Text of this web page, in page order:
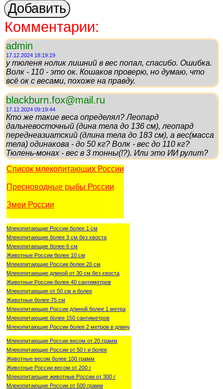
Комментарии:
admin
17.12.2024 18:19:19
у тюленя нолик лишний в вес попал, спасибо. Ошибка.
Волк - 110 - это ок. Кошаков проверю, но думаю, что
всё ок с весами, похоже на правду.
blackburn.fox@mail.ru
17.12.2024 09:19:44
Кто же такие веса определял? Леопард
дальневосточный (дина тела до 136 см), леопард
переднеазиатский (длина тела до 183 см), а вес(масса
тела) одинакова - до 50 кг? Волк - вес до 110 кг?
Тюлень-монах - вес в 3 тонны(!?). Или это ИИ рулит?
Список млекопитающих России
Пресноводные рыбы России
Змеи России
Млекопитающие России более 1 см
Млекопитающие более 3 см без хвоста
Млекопитающие более 6 см
Животные России более 10 см
Млекопитающие России более 20 см
Млекопитающие длиной от 30 см без хвоста
Животные России более 40 сантиметров
Млекопитающие от 50 см и более
Животные более 75 см
Млекопитающие России длиной более 1 метра
Млекопитающие более 150 сантиметров
Млекопитающие России более 2 метров в длину
Млекопитающие России весом от 20 грамм
Млекопитающие России от 50 г и более
Животные весом более 100 грамм
Животные России весом от 200 г
Млекопитающие животные России от 300 г
Млекопитающие России от 500 грамм